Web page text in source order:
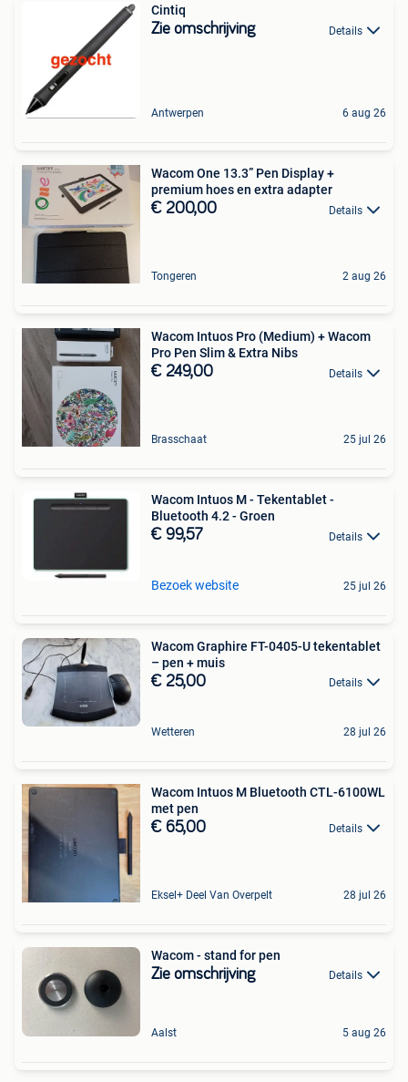
Cintiq
Zie omschrijving Details
Antwerpen 6 aug 26
Wacom One 13.3” Pen Display +
premium hoes en extra adapter
€ 200,00 Details
Tongeren 2 aug 26
Wacom Intuos Pro (Medium) + Wacom
Pro Pen Slim & Extra Nibs
€ 249,00 Details
Brasschaat 25 jul 26
Wacom Intuos M - Tekentablet -
Bluetooth 4.2 - Groen
€ 99,57 Details
Bezoek website 25 jul 26
Wacom Graphire FT-0405-U tekentablet
– pen + muis
€ 25,00 Details
Wetteren 28 jul 26
Wacom Intuos M Bluetooth CTL-6100WL
met pen
€ 65,00 Details
Eksel+ Deel Van Overpelt 28 jul 26
Wacom - stand for pen
Zie omschrijving Details
Aalst 5 aug 26